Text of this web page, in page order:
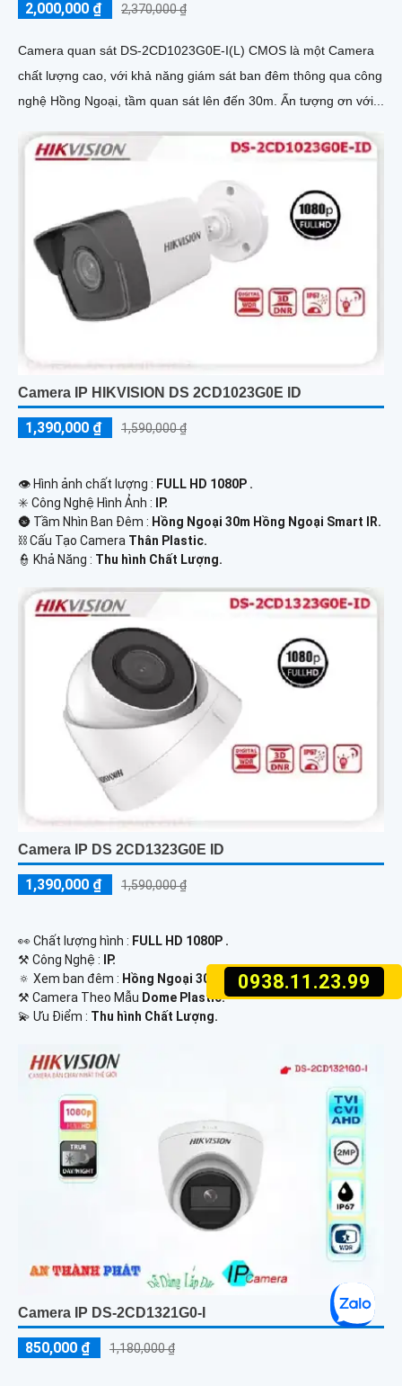
0938.11.23.99
2,000,000 ₫ 2,370,000 ₫
Camera quan sát DS-2CD1023G0E-I(L) CMOS là một Camera
chất lượng cao, với khả năng giám sát ban đêm thông qua công
nghệ Hồng Ngoại, tầm quan sát lên đến 30m. Ấn tượng ơn với...
Camera IP HIKVISION DS 2CD1023G0E ID
1,390,000 ₫ 1,590,000 ₫
👁 Hình ảnh chất lượng : FULL HD 1080P .
✳️ Công Nghệ Hình Ảnh :
IP.
🌚 Tầm Nhìn Ban Đêm : Hồng Ngoại 30m Hồng Ngoại Smart IR.
⛓ Cấu Tạo Camera Thân Plastic.
️👮 Khả Năng : Thu hình Chất Lượng.
Camera IP DS 2CD1323G0E ID
1,390,000 ₫ 1,590,000 ₫
️👀 Chất lượng hình : FULL HD 1080P .
⚒ Công Nghệ :
IP.
🔅 Xem ban đêm : Hồng Ngoại 30m Hồng Ngoại SMD.
⚒ Camera Theo Mẫu Dome Plastic.
️💫 Ưu Điểm : Thu hình Chất Lượng.
Camera IP DS-2CD1321G0-I
850,000 ₫ 1,180,000 ₫